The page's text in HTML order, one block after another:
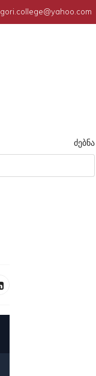
gori.college@yahoo.com
ძებნა